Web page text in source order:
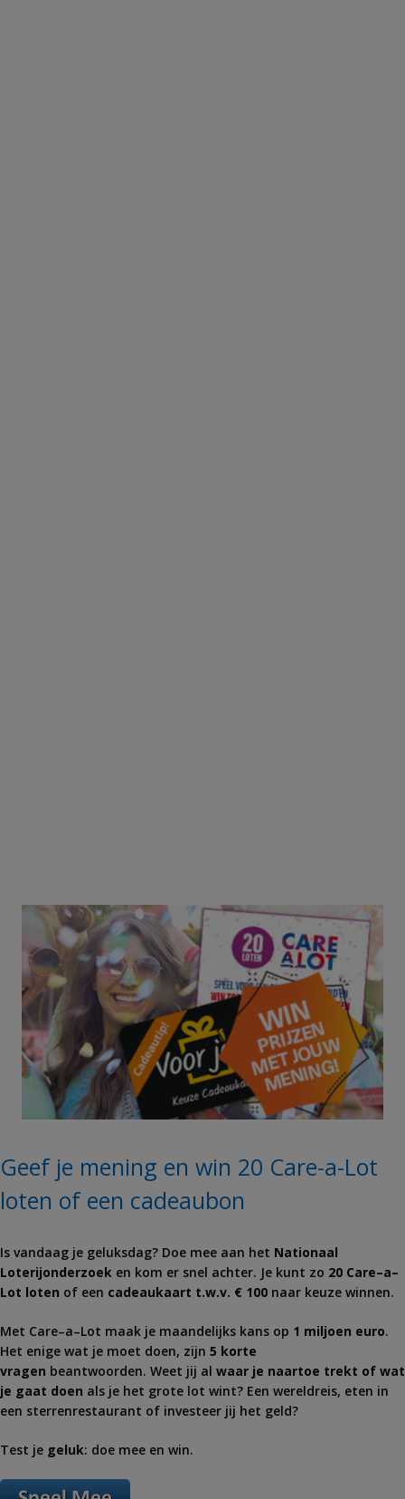
Geef je mening en win 20 Care-a-Lot
loten of een cadeaubon
Is vandaag je geluksdag? Doe mee aan het Nationaal
Loterijonderzoek en kom er snel achter. Je kunt zo 20 Care–a–
Lot loten of een cadeaukaart t.w.v. € 100 naar keuze winnen.
Met Care–a–Lot maak je maandelijks kans op 1 miljoen euro.
Het enige wat je moet doen, zijn 5 korte
vragen beantwoorden. Weet jij al waar je naartoe trekt of wat
je gaat doen als je het grote lot wint? Een wereldreis, eten in
een sterrenrestaurant of investeer jij het geld?
Test je geluk: doe mee en win.